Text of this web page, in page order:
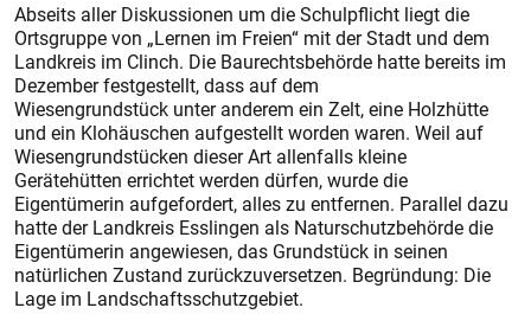
Abseits aller Diskussionen um die Schulpflicht liegt die
Ortsgruppe von „Lernen im Freien“ mit der Stadt und dem
Landkreis im Clinch. Die Baurechtsbehörde hatte bereits im
Dezember festgestellt, dass auf dem
Wiesengrundstück unter anderem ein Zelt, eine Holzhütte
und ein Klohäuschen aufgestellt worden waren. Weil auf
Wiesengrundstücken dieser Art allenfalls kleine
Gerätehütten errichtet werden dürfen, wurde die
Eigentümerin aufgefordert, alles zu entfernen. Parallel dazu
hatte der Landkreis Esslingen als Naturschutzbehörde die
Eigentümerin angewiesen, das Grundstück in seinen
natürlichen Zustand zurückzuversetzen. Begründung: Die
Lage im Landschaftsschutzgebiet.